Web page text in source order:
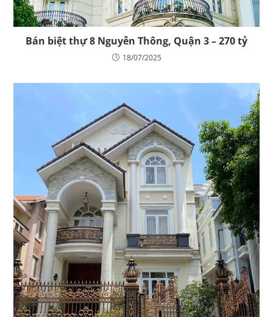
Bán biệt thự 8 Nguyễn Thông, Quận 3 – 270 tỷ
18/07/2025